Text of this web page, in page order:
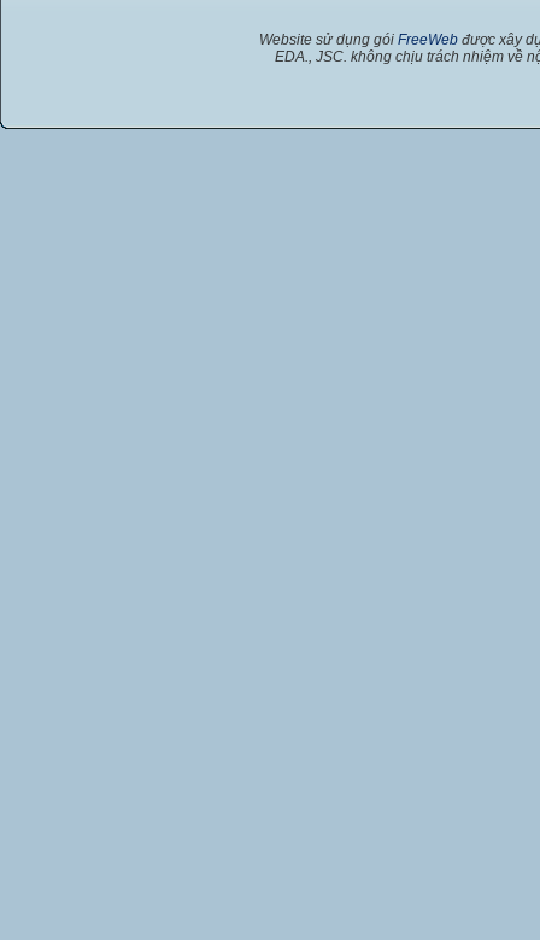
Website sử dụng gói FreeWeb được xây
EDA., JSC. không chịu trách nhiệm về